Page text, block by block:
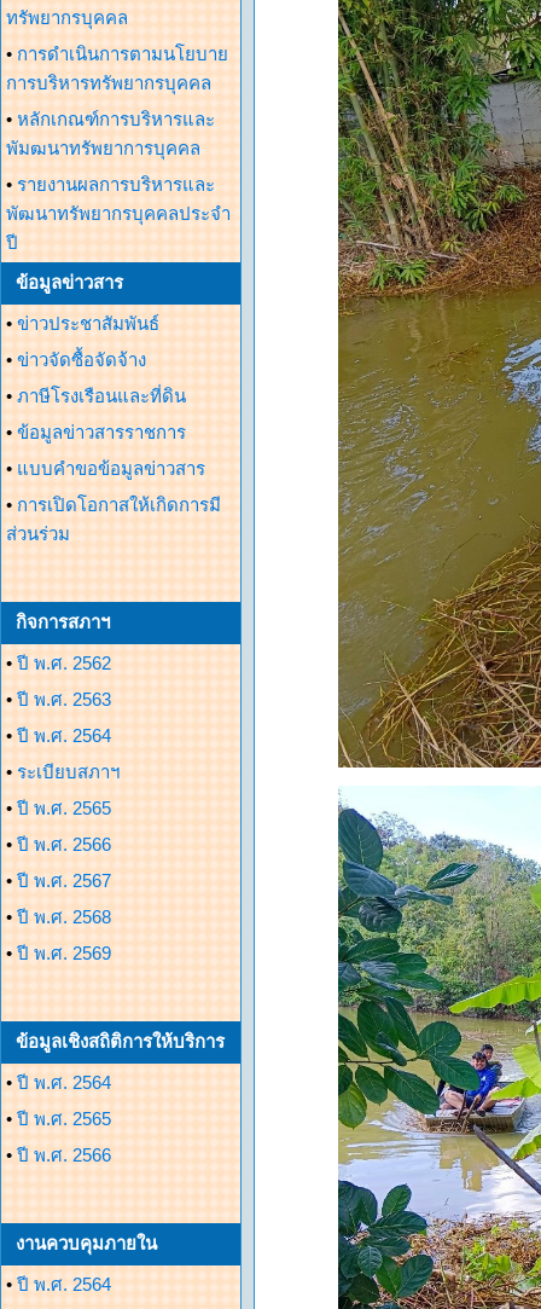
ทรัพยากรบุคคล
• การดำเนินการตามนโยบาย
การบริหารทรัพยากรบุคคล
• หลักเกณฑ์การบริหารและ
พัมฒนาทรัพยาการบุคคล
• รายงานผลการบริหารและ
พัฒนาทรัพยากรบุคคลประจำ
ปี
ข้อมูลข่าวสาร
• ข่าวประชาสัมพันธ์
• ข่าวจัดซื้อจัดจ้าง
• ภาษีโรงเรือนและที่ดิน
• ข้อมูลข่าวสารราชการ
• แบบคำขอข้อมูลข่าวสาร
• การเปิดโอกาสให้เกิดการมี
ส่วนร่วม
กิจการสภาฯ
• ปี พ.ศ. 2562
• ปี พ.ศ. 2563
• ปี พ.ศ. 2564
• ระเบียบสภาฯ
• ปี พ.ศ. 2565
• ปี พ.ศ. 2566
• ปี พ.ศ. 2567
• ปี พ.ศ. 2568
• ปี พ.ศ. 2569
ข้อมูลเชิงสถิติการให้บริการ
• ปี พ.ศ. 2564
• ปี พ.ศ. 2565
• ปี พ.ศ. 2566
งานควบคุมภายใน
• ปี พ.ศ. 2564